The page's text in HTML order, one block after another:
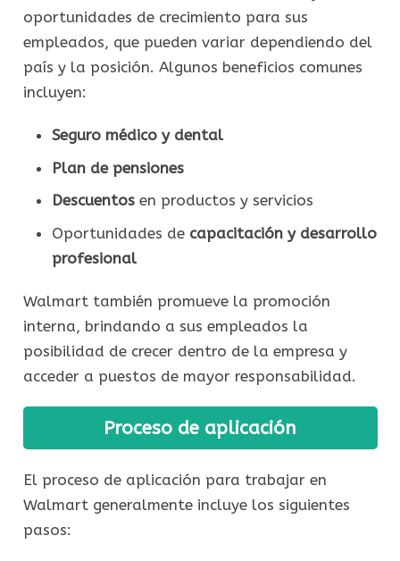
oportunidades de crecimiento para sus
empleados, que pueden variar dependiendo del
país y la posición. Algunos beneficios comunes
incluyen:
Seguro médico y dental
Plan de pensiones
Descuentosen productos y servicios
Oportunidades de capacitación y desarrollo
profesional
Walmart también promueve la promoción
interna, brindando a sus empleados la
posibilidad de crecer dentro de la empresa y
acceder a puestos de mayor responsabilidad.
Proceso de aplicación
El proceso de aplicación para trabajar en
Walmart generalmente incluye los siguientes
pasos: